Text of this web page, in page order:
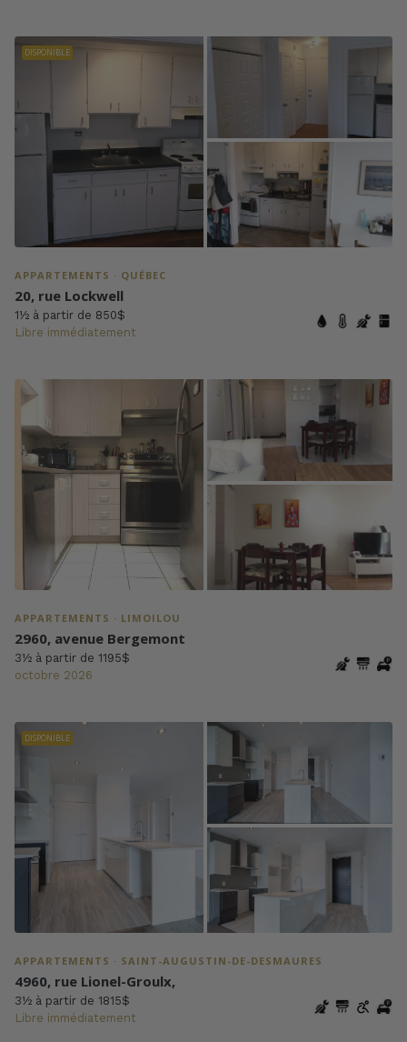
DISPONIBLE
APPARTEMENTS · QUÉBEC
20, rue Lockwell
1½ à partir de 850$
Libre immédiatement
APPARTEMENTS · LIMOILOU
2960, avenue Bergemont
3½ à partir de 1195$
octobre 2026
DISPONIBLE
APPARTEMENTS · SAINT-AUGUSTIN-DE-DESMAURES
4960, rue Lionel-Groulx,
3½ à partir de 1815$
Libre immédiatement